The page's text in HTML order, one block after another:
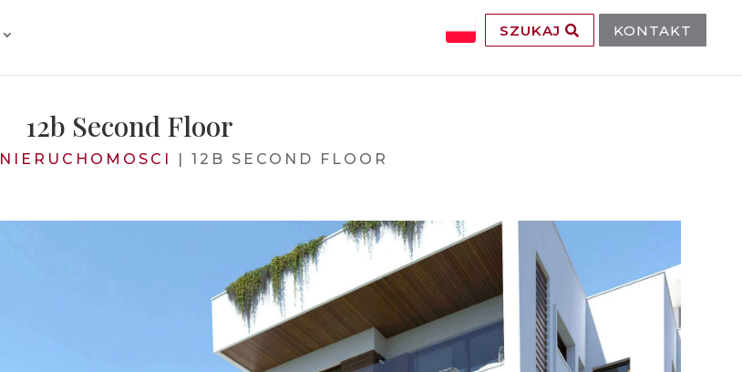
SZUKAJ KONTAKT
12b Second Floor
NIERUCHOMOSCI | 12B SECOND FLOOR